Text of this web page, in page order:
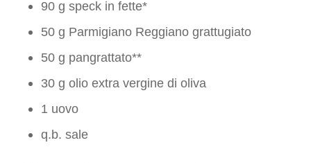
90 g speck in fette*
50 g Parmigiano Reggiano grattugiato
50 g pangrattato**
30 g olio extra vergine di oliva
1 uovo
q.b. sale